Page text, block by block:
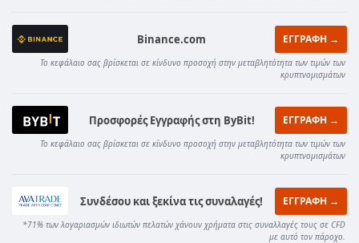
Binance.com ΕΓΓΡΑΦΗ →
Το κεφάλαιο σας βρίσκεται σε κίνδυνο προσοχή στην μεταβλητότητα των τιμών των
κρυπτνομισμάτων
Προσφορές Εγγραφής στη ByBit! ΕΓΓΡΑΦΗ →
Το κεφάλαιο σας βρίσκεται σε κίνδυνο προσοχή στην μεταβλητότητα των τιμών των
κρυπτνομισμάτων
Συνδέσου και ξεκίνα τις συναλαγές! ΕΓΓΡΑΦΗ →
*71% των λογαριασμών ιδιωτών πελατών χάνουν χρήματα στις συναλλαγές τους σε CFD
με αυτό τον πάροχο.